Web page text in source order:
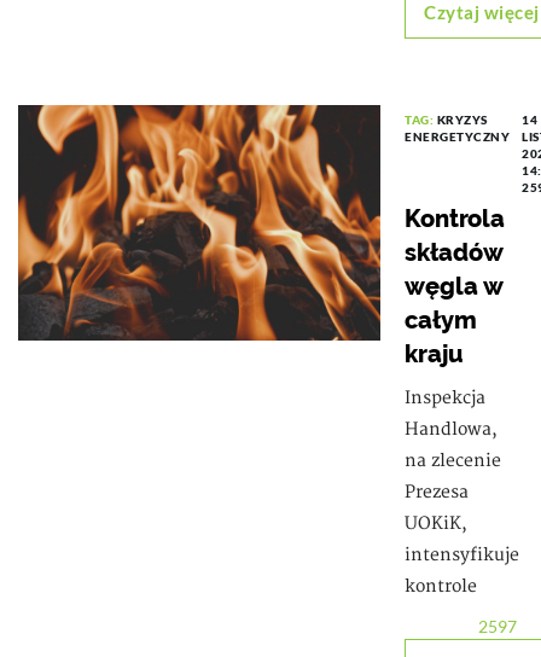
Czytaj więcej
TAG: KRYZYS
ENERGETYCZNY
14
Kontrola
składów
węgla w
całym
kraju
Inspekcja
Handlowa,
na zlecenie
Prezesa
UOKiK,
intensyfikuje
kontrole
2597